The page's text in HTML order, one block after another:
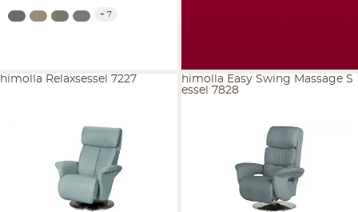
+ 7
himolla Relaxsessel 7227
himolla Easy Swing Massage S
essel 7828